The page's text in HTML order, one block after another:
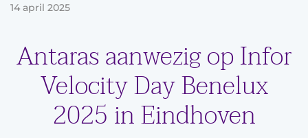
14 april 2025
Antaras aanwezig op Infor
Velocity Day Benelux
2025 in Eindhoven